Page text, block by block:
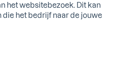
het websitebezoek. Dit kan
het bedrijf naar de jouwe